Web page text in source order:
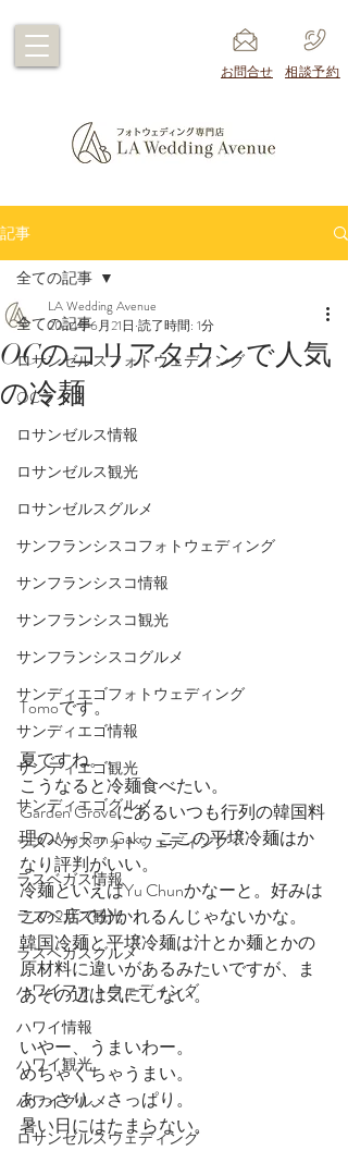
​お問合せ ​相談予約
記事
全ての記事
ロサンゼルスフォトウェディング
OCライフ
ロサンゼルス情報
ロサンゼルス観光
ロサンゼルスグルメ
サンフランシスコフォトウェディング
サンフランシスコ情報
サンフランシスコ観光
サンフランシスコグルメ
サンディエゴフォトウェディング
サンディエゴ情報
サンディエゴ観光
サンディエゴグルメ
ラスベガスフォトウェディング
ラスベガス情報
ラスベガス観光
ラスベガスグルメ
ハワイフォトウェディング
ハワイ情報
ハワイ観光
ハワイグルメ
ロサンゼルスウェディング
全ての記事
OCのコリアタウンで人気
の冷麺
LA Wedding Avenue
2024年6月21日 読了時間: 1分
Tomoです。
夏ですね。
こうなると冷麺食べたい。
Garden Groveにあるいつも行列の韓国料
理のMo Ran Gak。ここの平壌冷麺はか
なり評判がいい。
冷麺といえばYu Chunかなーと。好みは
この2店で分かれるんじゃないかな。
韓国冷麺と平壌冷麺は汁とか麺とかの
原材料に違いがあるみたいですが、ま
あその辺は気にしない。
いやー、うまいわー。
めちゃくちゃうまい。
あっさり、さっぱり。
暑い日にはたまらない。